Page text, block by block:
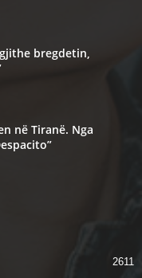
bregdetin,
në Tiranë. Nga
2611